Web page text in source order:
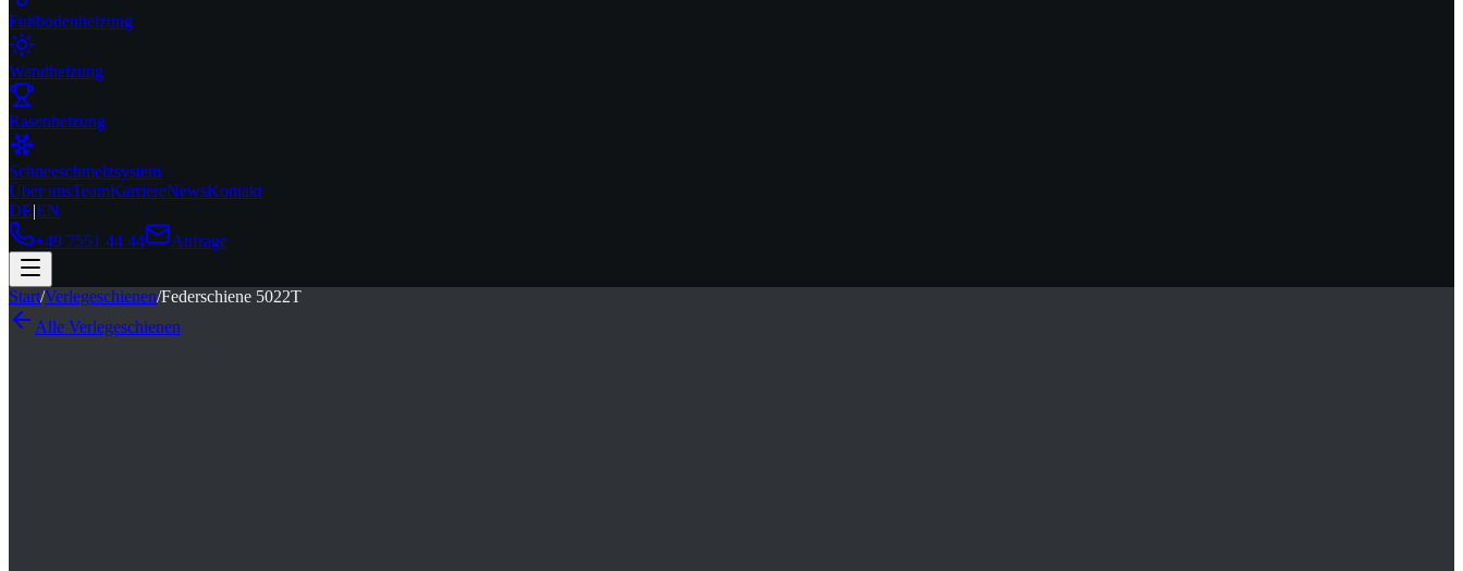
Fußbodenheizung
Wandheizung
Rasenheizung
Schneeschmelzsystem
Über unsTeamKarriereNewsKontakt
DE|EN
+49 7551 44 44
Anfrage
Start/Verlegeschienen/Federschiene 5022T
Alle Verlegeschienen